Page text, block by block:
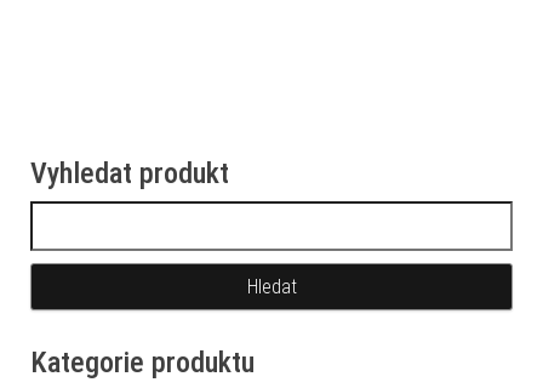
Vyhledat produkt
Kategorie produktu